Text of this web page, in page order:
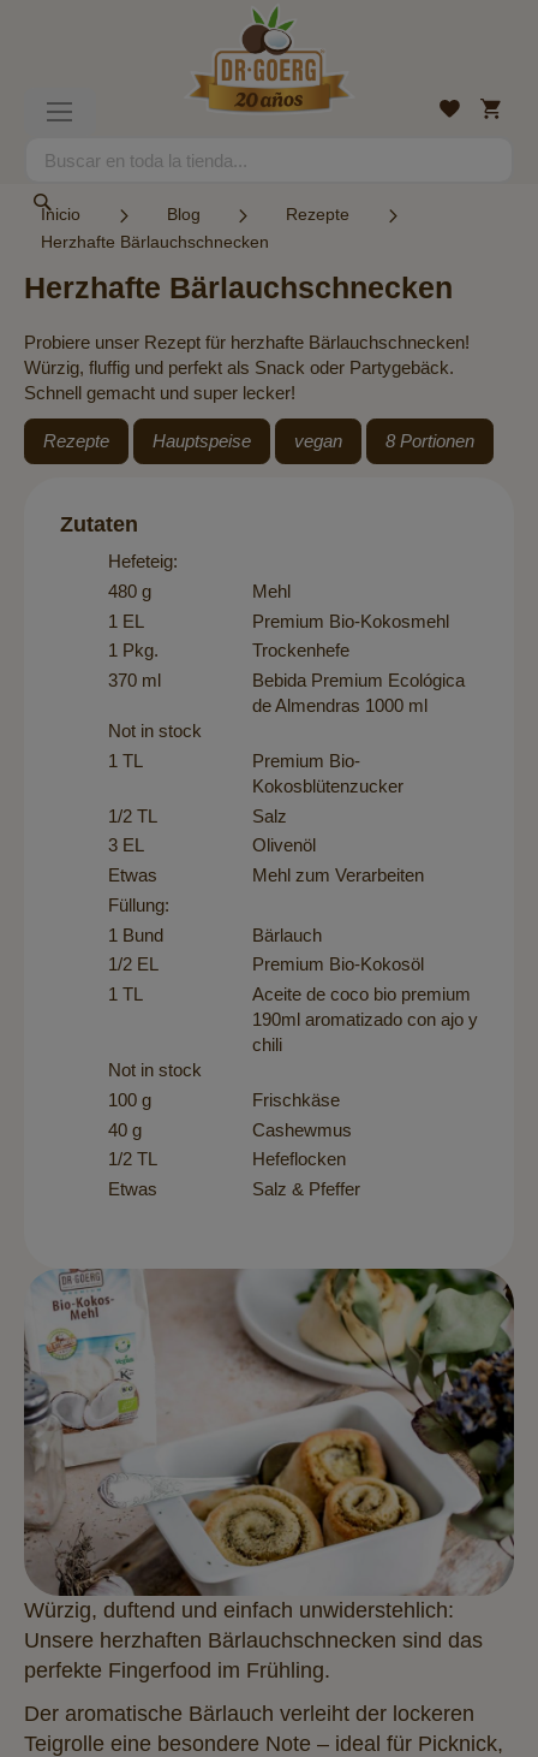
Search
Lista
Mi
cesta
Inicio Blog
Rezepte
Herzhafte Bärlauchschnecken
Herzhafte Bärlauchschnecken
Probiere unser Rezept für herzhafte Bärlauchschnecken!
Würzig, fluffig und perfekt als Snack oder Partygebäck.
Schnell gemacht und super lecker!
Rezepte Hauptspeise vegan 8 Portionen
Zutaten
Hefeteig:
480 g
Mehl
1 EL
Premium Bio-Kokosmehl
1 Pkg.
Trockenhefe
370 ml
Bebida Premium Ecológica
de Almendras 1000 ml
Not in stock
1 TL
Premium Bio-
Kokosblütenzucker
1/2 TL
Salz
3 EL
Olivenöl
Etwas
Mehl zum Verarbeiten
Füllung:
1 Bund
Bärlauch
1/2 EL
Premium Bio-Kokosöl
1 TL
Aceite de coco bio premium
190ml aromatizado con ajo y
chili
Not in stock
100 g
Frischkäse
40 g
Cashewmus
1/2 TL
Hefeflocken
Etwas
Salz & Pfeffer
Würzig, duftend und einfach unwiderstehlich:
Unsere herzhaften Bärlauchschnecken sind das
perfekte Fingerfood im Frühling.
Der aromatische Bärlauch verleiht der lockeren
Teigrolle eine besondere Note – ideal für Picknick,